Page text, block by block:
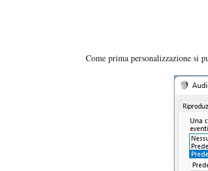
Come prima personalizzazione si